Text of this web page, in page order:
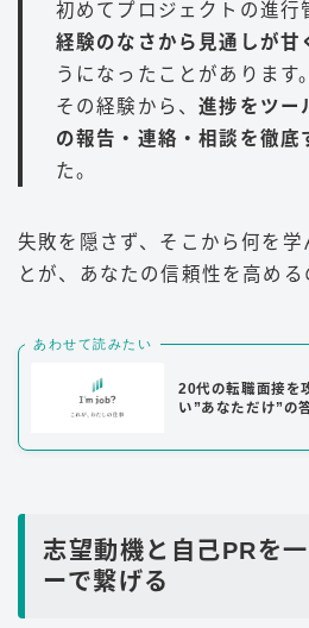
初めてプロジェクトの進行
経験のなさから見通しが甘
うになったことがあります。
その経験から、進捗をツー
の報告・連絡・相談を徹底
た。
失敗を隠さず、そこから何を学
とが、あなたの信頼性を高める
あわせて読みたい
20代の転職面接を
い”あなただけ”の
志望動機と自己PRを
ーで繋げる